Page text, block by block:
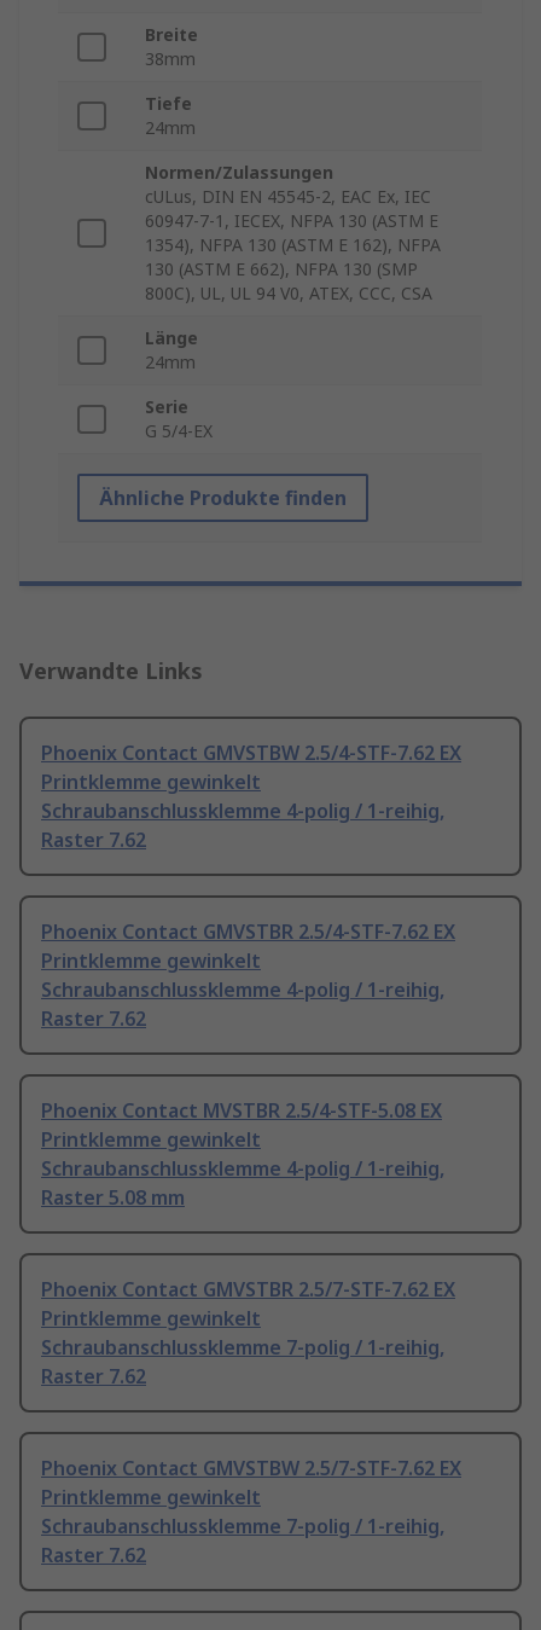
Breite
38mm
Tiefe
24mm
Normen/Zulassungen
cULus, DIN EN 45545-2, EAC Ex, IEC
60947-7-1, IECEX, NFPA 130 (ASTM E
1354), NFPA 130 (ASTM E 162), NFPA
130 (ASTM E 662), NFPA 130 (SMP
800C), UL, UL 94 V0, ATEX, CCC, CSA
Länge
24mm
Serie
G 5/4-EX
Ähnliche Produkte finden
Verwandte Links
Phoenix Contact GMVSTBW 2.5/4-STF-7.62 EX
Printklemme gewinkelt
Schraubanschlussklemme 4-polig / 1-reihig,
Raster 7.62
Phoenix Contact GMVSTBR 2.5/4-STF-7.62 EX
Printklemme gewinkelt
Schraubanschlussklemme 4-polig / 1-reihig,
Raster 7.62
Phoenix Contact MVSTBR 2.5/4-STF-5.08 EX
Printklemme gewinkelt
Schraubanschlussklemme 4-polig / 1-reihig,
Raster 5.08 mm
Phoenix Contact GMVSTBR 2.5/7-STF-7.62 EX
Printklemme gewinkelt
Schraubanschlussklemme 7-polig / 1-reihig,
Raster 7.62
Phoenix Contact GMVSTBW 2.5/7-STF-7.62 EX
Printklemme gewinkelt
Schraubanschlussklemme 7-polig / 1-reihig,
Raster 7.62